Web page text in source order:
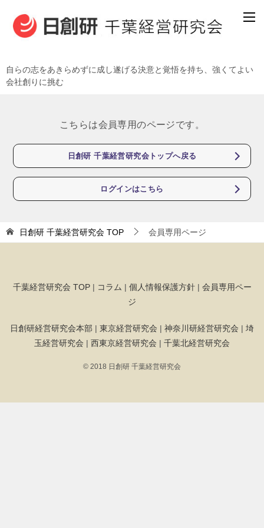
自らの志をあきらめずに成し遂げる決意と覚悟を持ち、強くてよい
会社創りに挑む
こちらは会員専用のページです。
日創研 千葉経営研究会トップへ戻る
ログインはこちら
日創研 千葉経営研究会 TOP 会員専用ページ
千葉経営研究会 TOP| コラム | 個人情報保護方針| 会員専用ペー
ジ
日創研経営研究会本部 | 東京経営研究会 | 神奈川研経営研究会 | 埼
玉経営研究会 | 西東京経営研究会 | 千葉北経営研究会
© 2018 日創研 千葉経営研究会